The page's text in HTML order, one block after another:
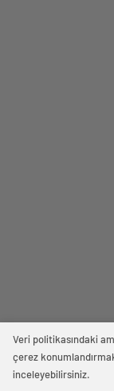
Veri politikasındaki
çerez
inceleyebilirsiniz.